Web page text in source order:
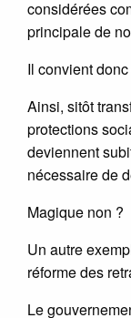
considérées
principale de
Il convient
Ainsi, sitôt
protections
deviennent
nécessaire de
Magique non ?
Un autre
réforme des
Le